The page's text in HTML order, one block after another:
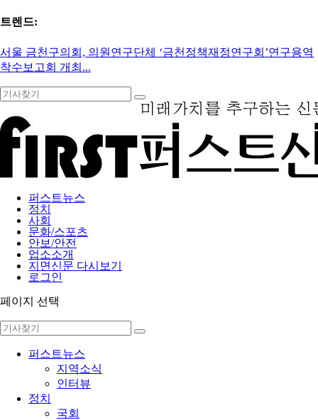
트렌드:
서울 금천구의회, 의원연구단체 ‘금천정책재정연구회’연구용역
착수보고회 개최...
퍼스트뉴스
정치
사회
문화/스포츠
안보/안전
업소소개
지면신문 다시보기
로그인
페이지 선택
퍼스트뉴스
지역소식
인터뷰
정치
국회